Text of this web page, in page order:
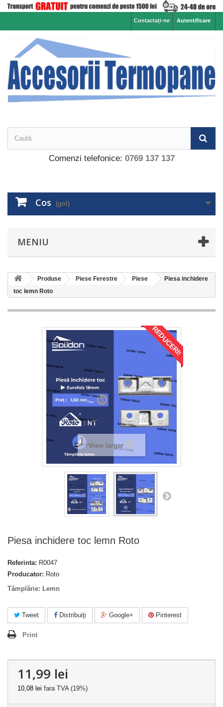
Autentificare
Contactați-ne
Comenzi telefonice: 0769 137 137
Cos (gol)
MENIU
Produse Piese Ferestre Piese
Piesa inchidere
toc lemn Roto
REDUCERI!
View larger
Piesa inchidere toc lemn Roto
Referinta: R0047
Producator: Roto
Tâmplărie: Lemn
Tweet Distribuiţi Google+ Pinterest
Print
11,99 lei
10,08 lei fara TVA (19%)